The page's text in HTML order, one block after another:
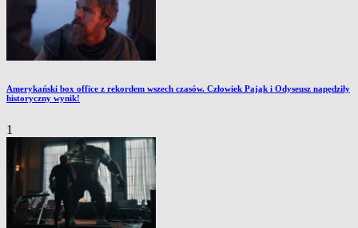
Amerykański box office z rekordem wszech czasów. Człowiek Pająk i Odyseusz napędziły
historyczny wynik!
1